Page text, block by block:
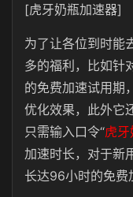
[虎牙奶瓶加速器]
为了让各位到时能
多的福利，比如针
的免费加速试用期
优化效果，此外它
只需输入口令“虎
加速时长，对于新
长达96小时的免费